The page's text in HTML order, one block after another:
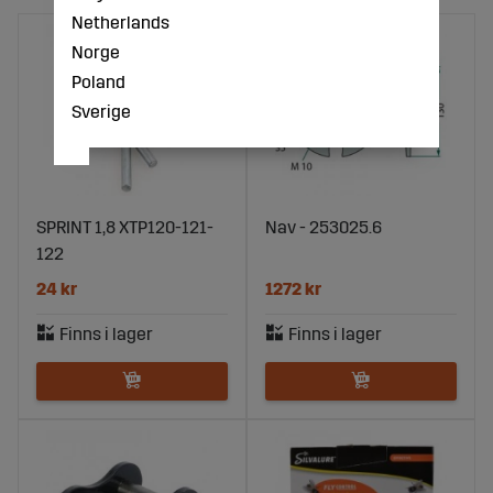
SPRINT 1,8 XTP120-121-
122
24 kr
Nav - 253025.6
1272 kr
Netherlands
Norge
Poland
Sverige